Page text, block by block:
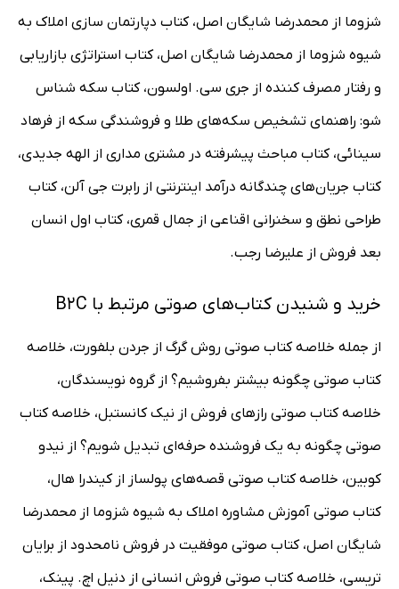
شزوما از محمدرضا شایگان اصل، کتاب دپارتمان سازی املاک به
شیوه شزوما از محمدرضا شایگان اصل، کتاب استراتژی بازاریابی
و رفتار مصرف کننده از جری سی. اولسون، کتاب سکه شناس
شو: راهنمای تشخیص سکه‌های طلا و فروشندگی سکه از فرهاد
سینائی، کتاب مباحث پیشرفته در مشتری مداری از الهه جدیدی،
کتاب جریان‌های چندگانه درآمد اینترنتی از رابرت جی آلن، کتاب
طراحی نطق و سخنرانی اقناعی از جمال قمری، کتاب اول انسان
بعد فروش از علیرضا رجب.
خرید و شنیدن کتاب‌های صوتی مرتبط با B2C
از جمله خلاصه کتاب صوتی روش گرگ از جردن بلفورت، خلاصه
کتاب صوتی چگونه بیشتر بفروشیم؟ از گروه نویسندگان،
خلاصه کتاب صوتی رازهای فروش از نیک کانستبل، خلاصه کتاب
صوتی چگونه به یک فروشنده حرفه‌ای تبدیل شویم؟ از نیدو
کوبین، خلاصه کتاب صوتی قصه‌های پولساز از کیندرا هال،
کتاب صوتی آموزش مشاوره املاک به شیوه شزوما از محمدرضا
شایگان اصل، کتاب صوتی موفقیت در فروش نامحدود از برایان
تریسی، خلاصه کتاب صوتی فروش انسانی از دنیل اچ. پینک،